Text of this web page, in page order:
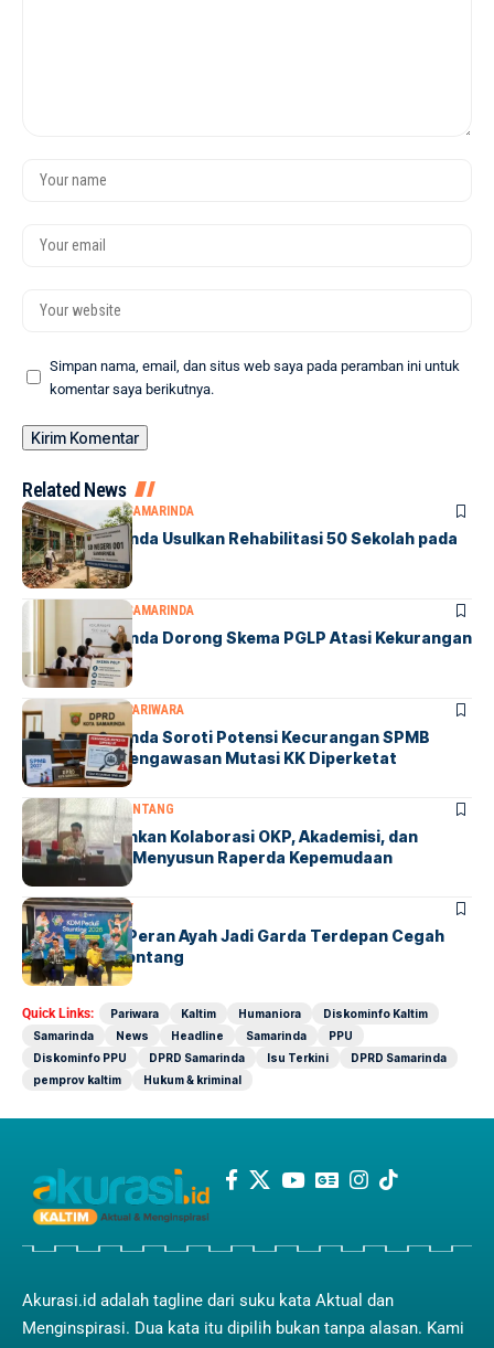
Simpan nama, email, dan situs web saya pada peramban ini untuk
komentar saya berikutnya.
Related News
DPRD SAMARINDASAMARINDA
DPRD Samarinda Usulkan Rehabilitasi 50 Sekolah pada
2027
DPRD SAMARINDA SAMARINDA
DPRD Samarinda Dorong Skema PGLP Atasi Kekurangan
500 Guru
DPRD SAMARINDA PARIWARA
DPRD Samarinda Soroti Potensi Kecurangan SPMB
2027, Minta Pengawasan Mutasi KK Diperketat
BONTANG DPRD BONTANG
Winardi Tekankan Kolaborasi OKP, Akademisi, dan
Pemda dalam Menyusun Raperda Kepemudaan
BONTANGSOCIETY
KDM Dorong Peran Ayah Jadi Garda Terdepan Cegah
Stunting di Bontang
Quick Links: Pariwara Kaltim Humaniora
Diskominfo Kaltim
Samarinda
News Headline Samarinda
PPU
Diskominfo PPU
DPRD Samarinda Isu Terkini
DPRD Samarinda
pemprov kaltim
Hukum & kriminal
Akurasi.id adalah tagline dari suku kata Aktual dan
Menginspirasi. Dua kata itu dipilih bukan tanpa alasan. Kami